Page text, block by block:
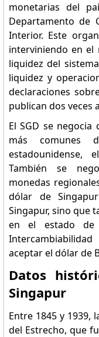
monetarias del
Departamento de
Interior. Este
interviniendo en el
liquidez del
liquidez y
declaraciones
publican dos veces
El SGD se negocia
más comunes
También se
monedas
dólar de
Singapur, sino que
en el estado de
aceptar el dólar de
Datos
Singapur
Entre 1845 y 1939,
del Estrecho, que